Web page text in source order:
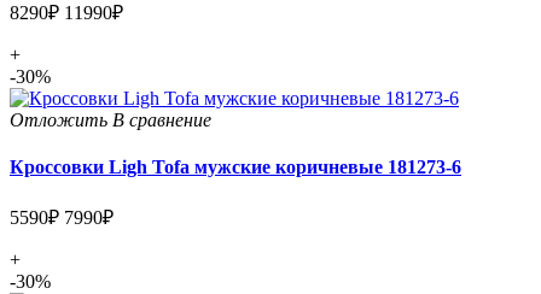
8290₽ 11990₽
+
-30%
Отложить В сравнение
Кроссовки Ligh Tofa мужские коричневые 181273-6
5590₽ 7990₽
+
-30%